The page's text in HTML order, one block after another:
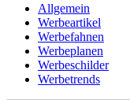
Allgemein
Werbeartikel
Werbefahnen
Werbeplanen
Werbeschilder
Werbetrends